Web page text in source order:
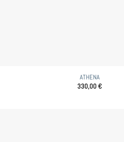
ATHENA
330,00€